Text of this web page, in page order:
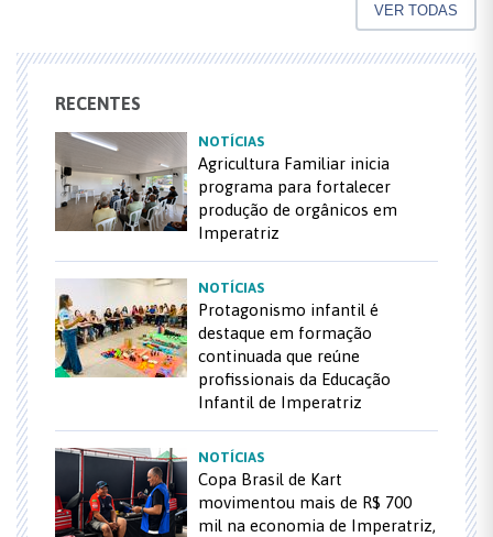
VER TODAS
RECENTES
NOTÍCIAS
Agricultura Familiar inicia
programa para fortalecer
produção de orgânicos em
Imperatriz
NOTÍCIAS
Protagonismo infantil é
destaque em formação
continuada que reúne
profissionais da Educação
Infantil de Imperatriz
NOTÍCIAS
Copa Brasil de Kart
movimentou mais de R$ 700
mil na economia de Imperatriz,